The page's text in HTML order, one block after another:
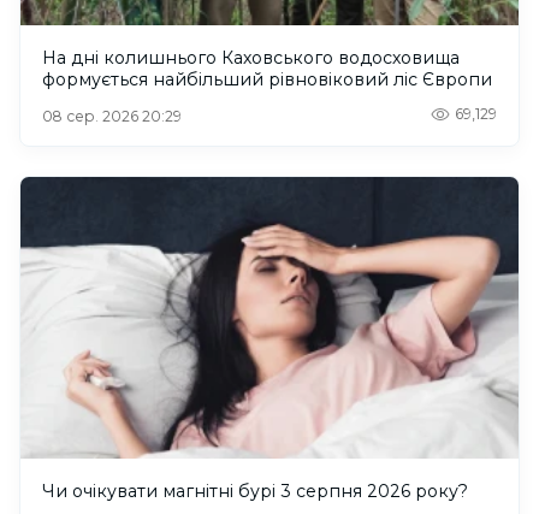
На дні колишнього Каховського водосховища
формується найбільший рівновіковий ліс Європи
08 сер. 2026 20:29 69,129
Чи очікувати магнітні бурі 3 серпня 2026 року?